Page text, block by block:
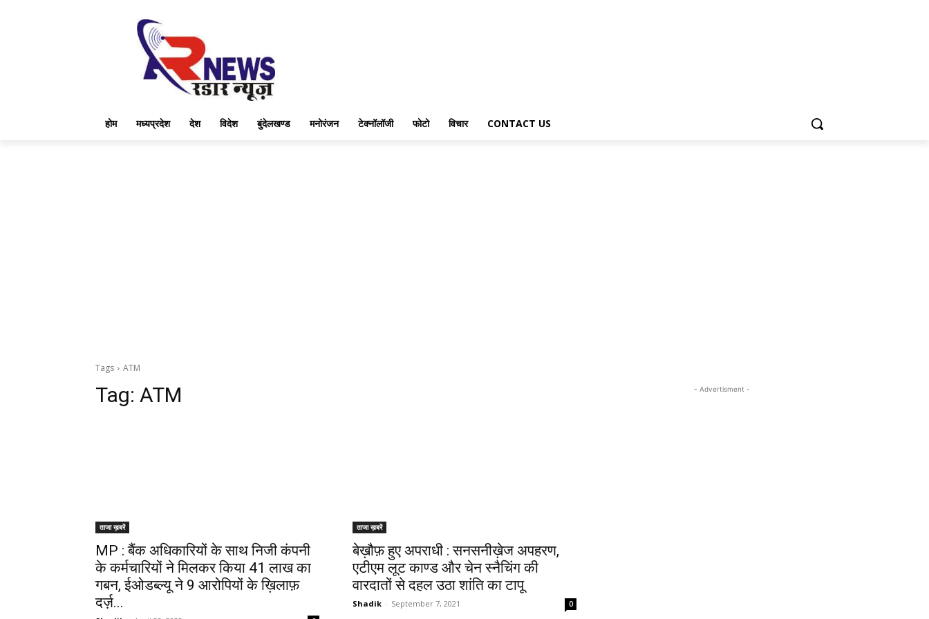
होम मध्यप्रदेश देश विदेश बुंदेलखण्ड मनोरंजन टेक्नॉलॉजी फोटो विचार CONTACT US
Tags ATM
Tag: ATM
ताजा ख़बरें
MP : बैंक अधिकारियों के साथ निजी कंपनी
के कर्मचारियों ने मिलकर किया 41 लाख का
गबन, ईओडब्ल्यू ने 9 आरोपियों के ख़िलाफ़
दर्ज़...
ताजा ख़बरें
बेख़ौफ़ हुए अपराधी : सनसनीख़ेज अपहरण,
एटीएम लूट काण्ड और चेन स्नैचिंग की
वारदातों से दहल उठा शांति का टापू
Shadik - September 7, 2021 0
- Advertisment -